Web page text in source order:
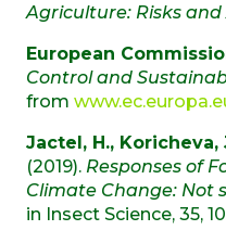
Agriculture: Risks
European
Control and
from
Jactel, H., Koricheva,
(2019). Responses of
Climate Change: Not
in Insect Science, 35,